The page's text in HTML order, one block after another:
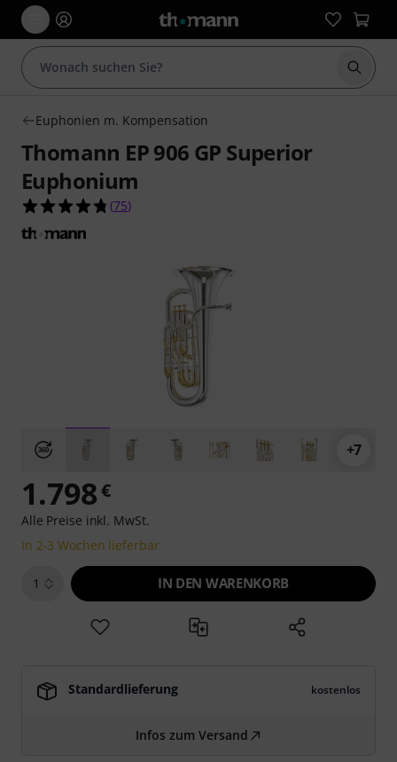
Suche
Euphonien m. Kompensation
Thomann EP 906 GP Superior
Euphonium
4.7 von 5 Sternen aus 75 Kundenbewertungen
(75)
+7
1.798€
Alle Preise inkl. MwSt.
In 2-3 Wochen lieferbar
1 IN DEN WARENKORB
Standardlieferung kostenlos
Infos zum Versand